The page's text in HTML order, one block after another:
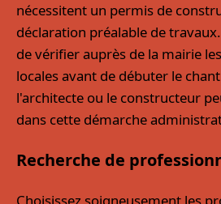
nécessitent un permis de
déclaration préalable de
de vérifier auprès de la mairie
locales avant de débuter le
l'architecte ou le constructeur
dans cette démarche
Recherche de